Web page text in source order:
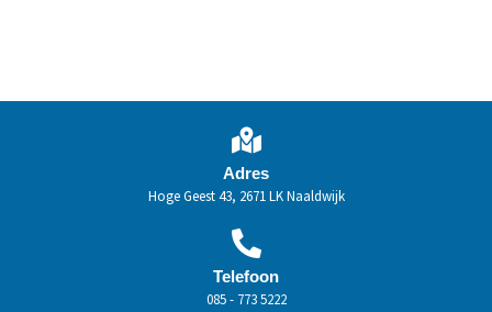
Adres
Hoge Geest 43, 2671 LK Naaldwijk
Telefoon
085 - 773 5222